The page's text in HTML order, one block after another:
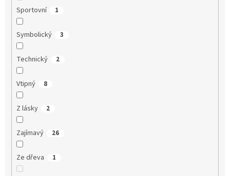
Sportovní 1
Symbolický 3
Technický 2
Vtipný 8
Z lásky 2
Zajímavý 26
Ze dřeva 1